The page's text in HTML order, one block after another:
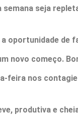
semana seja
oportunidade de
novo começo.
feira nos
produtiva e